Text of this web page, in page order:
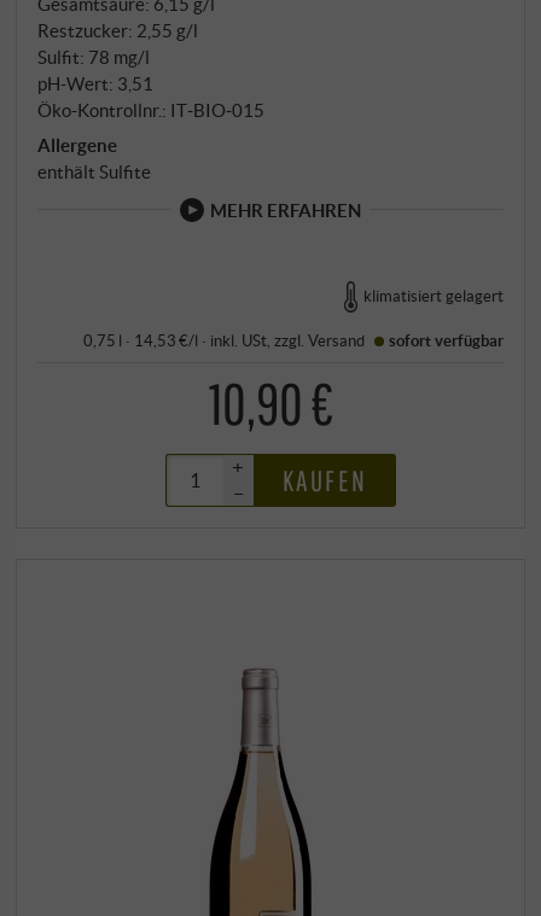
Restzucker: 2,55 g/l
Sulfit: 78 mg/l
pH-Wert: 3,51
Öko-Kontrollnr.: IT‑BIO‑015
Allergene
enthält Sulfite
MEHR ERFAHREN
klimatisiert gelagert
0,75 l · 14,53 €/l · inkl. USt , zzgl.Versand sofort verfügbar
10,90 €
+
–
KAUFEN